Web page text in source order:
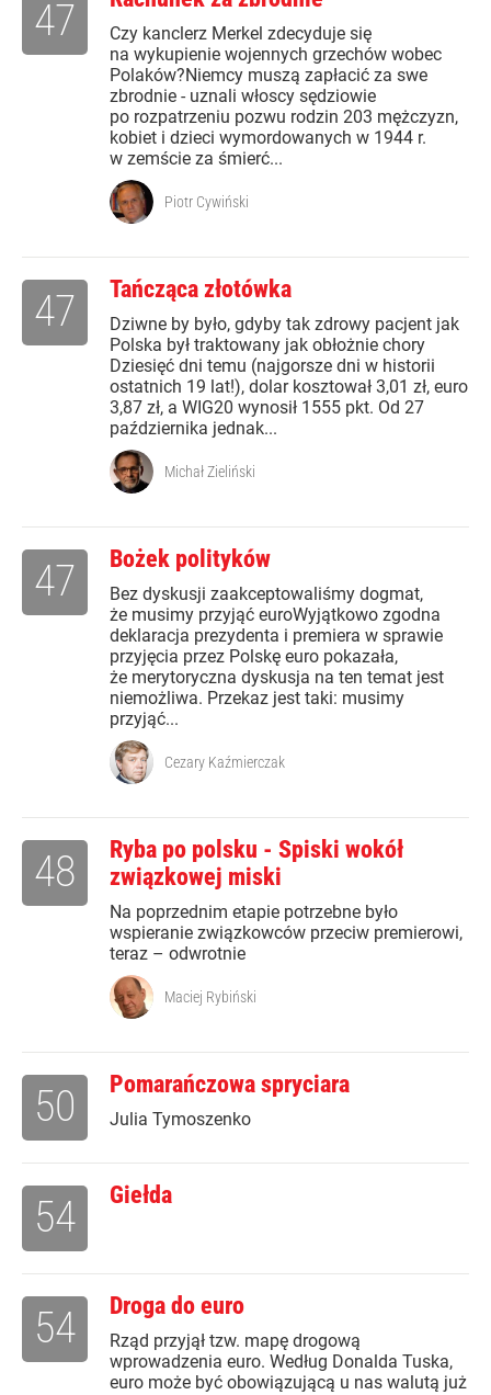
Czy kanclerz Merkel zdecyduje się
na wykupienie wojennych grzechów wobec
Polaków?Niemcy muszą zapłacić za swe
zbrodnie - uznali włoscy sędziowie
po rozpatrzeniu pozwu rodzin 203 mężczyzn,
kobiet i dzieci wymordowanych w 1944 r.
w zemście za śmierć...
47
Piotr Cywiński
Tańcząca złotówka
Dziwne by było, gdyby tak zdrowy pacjent jak
Polska był traktowany jak obłożnie chory
Dziesięć dni temu (najgorsze dni w historii
ostatnich 19 lat!), dolar kosztował 3,01 zł, euro
3,87 zł, a WIG20 wynosił 1555 pkt. Od 27
października jednak...
47
Michał Zieliński
Bożek polityków
Bez dyskusji zaakceptowaliśmy dogmat,
że musimy przyjąć euroWyjątkowo zgodna
deklaracja prezydenta i premiera w sprawie
przyjęcia przez Polskę euro pokazała,
że merytoryczna dyskusja na ten temat jest
niemożliwa. Przekaz jest taki: musimy
przyjąć...
47
Cezary Kaźmierczak
Ryba po polsku - Spiski wokół
związkowej miski
Na poprzednim etapie potrzebne było
wspieranie związkowców przeciw premierowi,
teraz – odwrotnie
48
Maciej Rybiński
Pomarańczowa spryciara
Julia Tymoszenko
50
Giełda
54
Droga do euro
Rząd przyjął tzw. mapę drogową
wprowadzenia euro. Według Donalda Tuska,
euro może być obowiązującą u nas walutą już
54